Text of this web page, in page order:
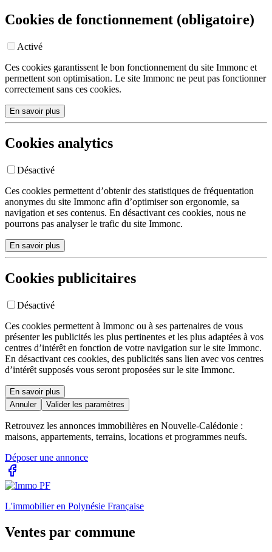
Cookies de fonctionnement (obligatoire)
Activé
Ces cookies garantissent le bon fonctionnement du site Immonc et
permettent son optimisation. Le site Immonc ne peut pas fonctionner
correctement sans ces cookies.
En savoir plus
Cookies analytics
Désactivé
Ces cookies permettent d’obtenir des statistiques de fréquentation
anonymes du site Immonc afin d’optimiser son ergonomie, sa
navigation et ses contenus. En désactivant ces cookies, nous ne
pourrons pas analyser le trafic du site Immonc.
En savoir plus
Cookies publicitaires
Désactivé
Ces cookies permettent à Immonc ou à ses partenaires de vous
présenter les publicités les plus pertinentes et les plus adaptées à vos
centres d’intérêt en fonction de votre navigation sur le site Immonc.
En désactivant ces cookies, des publicités sans lien avec vos centres
d’intérêt supposés vous seront proposées sur le site Immonc.
En savoir plus
Annuler
Valider les paramètres
Retrouvez les annonces immobilières en Nouvelle-Calédonie :
maisons, appartements, terrains, locations et programmes neufs.
Déposer une annonce
L'immobilier en Polynésie Française
Ventes par commune